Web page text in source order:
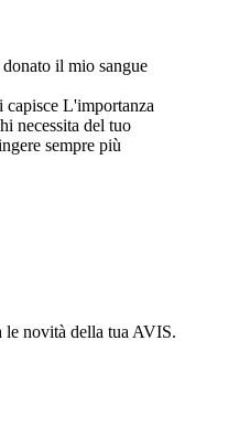
il mio sangue
L'importanza
necessita del tuo
sempre più
novità della tua AVIS.